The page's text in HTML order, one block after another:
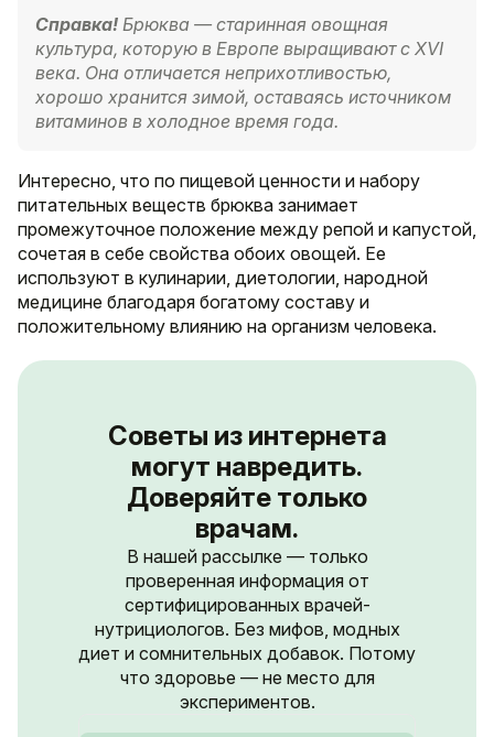
Справка! Брюква — старинная овощная
культура, которую в Европе выращивают с XVI
века. Она отличается неприхотливостью,
хорошо хранится зимой, оставаясь источником
витаминов в холодное время года.
Интересно, что по пищевой ценности и набору
питательных веществ брюква занимает
промежуточное положение между репой и капустой,
сочетая в себе свойства обоих овощей. Ее
используют в кулинарии, диетологии, народной
медицине благодаря богатому составу и
положительному влиянию на организм человека.
Советы из интернета
могут навредить.
Доверяйте только
врачам.
В нашей рассылке — только
проверенная информация от
сертифицированных врачей-
нутрициологов. Без мифов, модных
диет и сомнительных добавок. Потому
что здоровье — не место для
экспериментов.